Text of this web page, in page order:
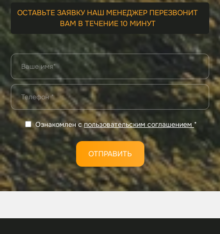
ОСТАВЬТЕ ЗАЯВКУ НАШ МЕНЕДЖЕР ПЕРЕЗВОНИТ
ВАМ В ТЕЧЕНИЕ 10 МИНУТ
Ознакомлен спользовательским соглашением *
ОТПРАВИТЬ